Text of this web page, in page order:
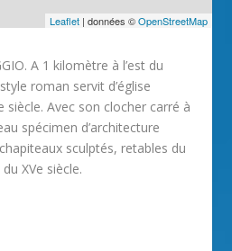
Leaflet| données ©OpenStreetMap
A 1 kilomètre à l’est du
roman servit d’église
siècle. Avec son clocher carré à
spécimen d’architecture
sculptés, retables du
XVe siècle.